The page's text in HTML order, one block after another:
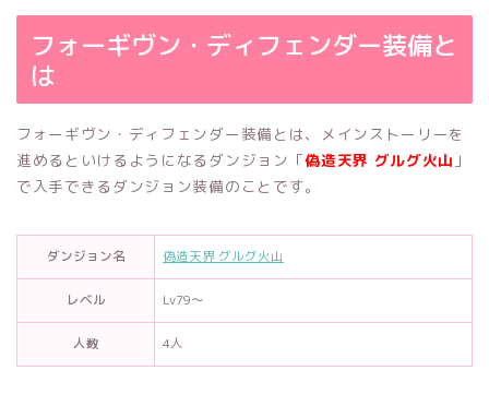
フォーギヴン・ディフェンダー装備と
は
フォーギヴン・ディフェンダー装備とは、メインストーリーを
進めるといけるようになるダンジョン「偽造天界 グルグ火山 」
で入手できるダンジョン装備のことです。
ダンジョン名 偽造天界 グルグ火山
レベル Lv79～
人数 4人